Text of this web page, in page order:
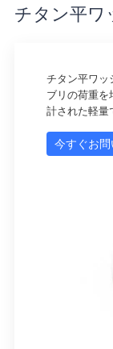
チタン平ワ
チタン平ワッ
ブリの荷重
計された軽量
今すぐお